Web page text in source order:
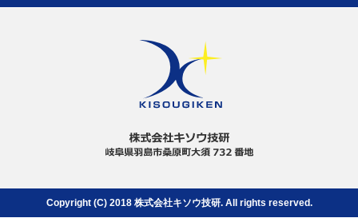
Copyright (C) 2018 株式会社キソウ技研. All rights reserved.